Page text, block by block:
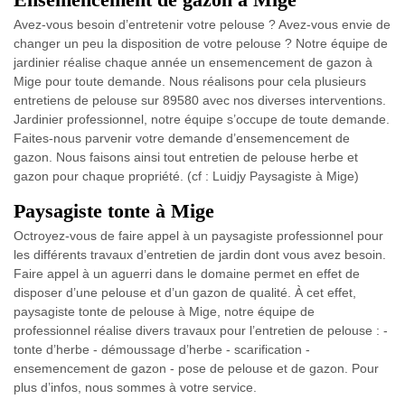
Avez-vous besoin d’entretenir votre pelouse ? Avez-vous envie de
changer un peu la disposition de votre pelouse ? Notre équipe de
jardinier réalise chaque année un ensemencement de gazon à
Mige pour toute demande. Nous réalisons pour cela plusieurs
entretiens de pelouse sur 89580 avec nos diverses interventions.
Jardinier professionnel, notre équipe s’occupe de toute demande.
Faites-nous parvenir votre demande d’ensemencement de
gazon. Nous faisons ainsi tout entretien de pelouse herbe et
gazon pour chaque propriété. (cf : Luidjy Paysagiste à Mige)
Paysagiste tonte à Mige
Octroyez-vous de faire appel à un paysagiste professionnel pour
les différents travaux d’entretien de jardin dont vous avez besoin.
Faire appel à un aguerri dans le domaine permet en effet de
disposer d’une pelouse et d’un gazon de qualité. À cet effet,
paysagiste tonte de pelouse à Mige, notre équipe de
professionnel réalise divers travaux pour l’entretien de pelouse : -
tonte d’herbe - démoussage d’herbe - scarification -
ensemencement de gazon - pose de pelouse et de gazon. Pour
plus d’infos, nous sommes à votre service.